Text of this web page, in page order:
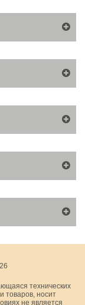
технических
товаров, носит
не является